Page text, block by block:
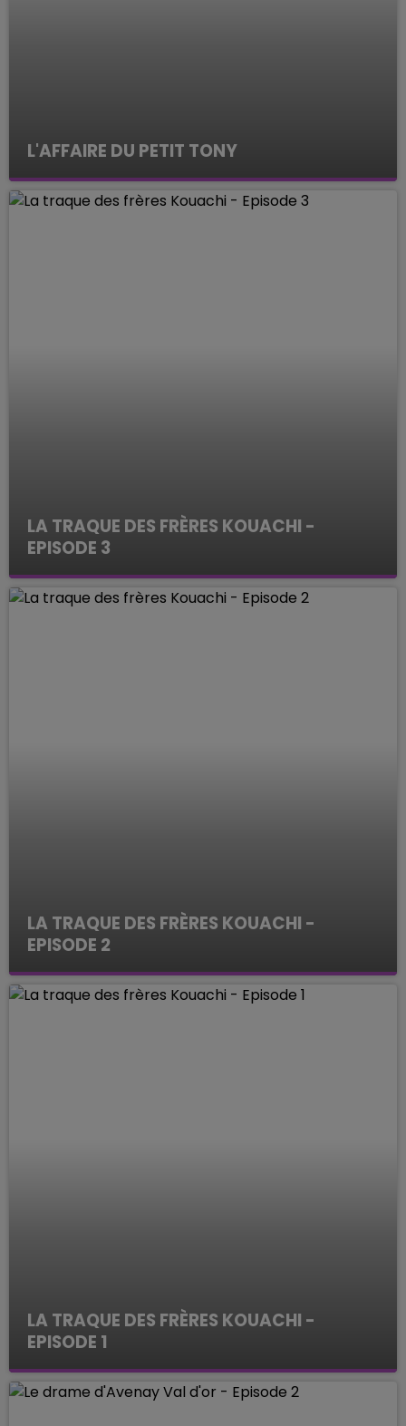
L'AFFAIRE DU PETIT TONY
ENQUETES
LA TRAQUE DES FRÈRES KOUACHI -
EPISODE 3
ENQUETES
LA TRAQUE DES FRÈRES KOUACHI -
EPISODE 2
ENQUETES
LA TRAQUE DES FRÈRES KOUACHI -
EPISODE 1
ENQUETES